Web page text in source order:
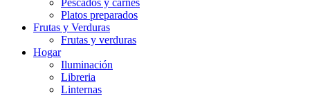
Pescados y carnes
Platos preparados
Frutas y Verduras
Frutas y verduras
Hogar
Iluminación
Libreria
Linternas